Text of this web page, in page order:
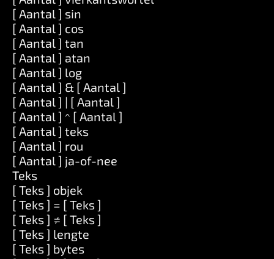
[ Aantal ] sin
[ Aantal ] cos
[ Aantal ] tan
[ Aantal ] atan
[ Aantal ] log
[ Aantal ] & [ Aantal ]
[ Aantal ] | [ Aantal ]
[ Aantal ] ^ [ Aantal ]
[ Aantal ] teks
[ Aantal ] rou
[ Aantal ] ja-of-nee
Teks
[ Teks ] objek
[ Teks ] = [ Teks ]
[ Teks ] ≠ [ Teks ]
[ Teks ] lengte
[ Teks ] bytes